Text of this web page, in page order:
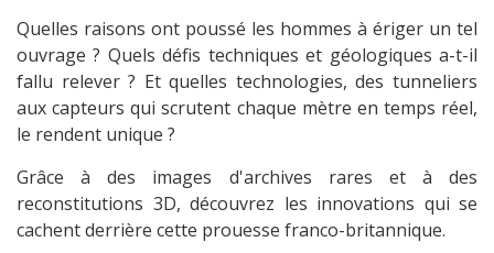
Quelles raisons ont poussé les hommes à ériger un tel
ouvrage ? Quels défis techniques et géologiques a-t-il
fallu relever ? Et quelles technologies, des tunneliers
aux capteurs qui scrutent chaque mètre en temps réel,
le rendent unique ?
Grâce à des images d'archives rares et à des
reconstitutions 3D, découvrez les innovations qui se
cachent derrière cette prouesse franco-britannique.